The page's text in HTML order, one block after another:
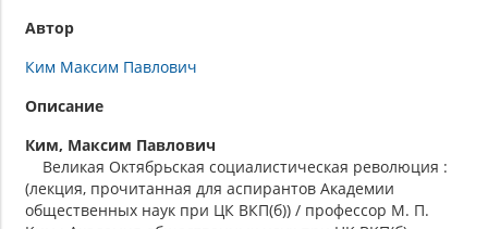
Автор
Ким Максим Павлович
Описание
Ким, Максим Павлович
Великая Октябрьская социалистическая революция :
(лекция, прочитанная для аспирантов Академии
общественных наук при ЦК ВКП(б)) / профессор М. П.